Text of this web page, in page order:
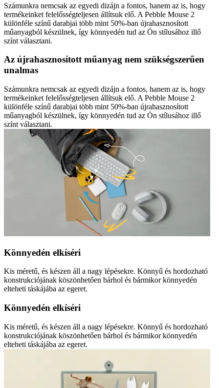
Számunkra nemcsak az egyedi dizájn a fontos, hanem az is, hogy
termékeinket felelősségteljesen állítsuk elő. A Pebble Mouse 2
különféle színű darabjai több mint 50%-ban újrahasznosított
műanyagból készülnek, így könnyedén tud az Ön stílusához illő
színt választani.
Az újrahasznosított műanyag nem szükségszerűen
unalmas
Számunkra nemcsak az egyedi dizájn a fontos, hanem az is, hogy
termékeinket felelősségteljesen állítsuk elő. A Pebble Mouse 2
különféle színű darabjai több mint 50%-ban újrahasznosított
műanyagból készülnek, így könnyedén tud az Ön stílusához illő
színt választani.
Könnyedén elkíséri
Kis méretű, és készen áll a nagy lépésekre. Könnyű és hordozható
konstrukciójának köszönhetően bárhol és bármikor könnyedén
elteheti táskájába az egeret.
Könnyedén elkíséri
Kis méretű, és készen áll a nagy lépésekre. Könnyű és hordozható
konstrukciójának köszönhetően bárhol és bármikor könnyedén
elteheti táskájába az egeret.